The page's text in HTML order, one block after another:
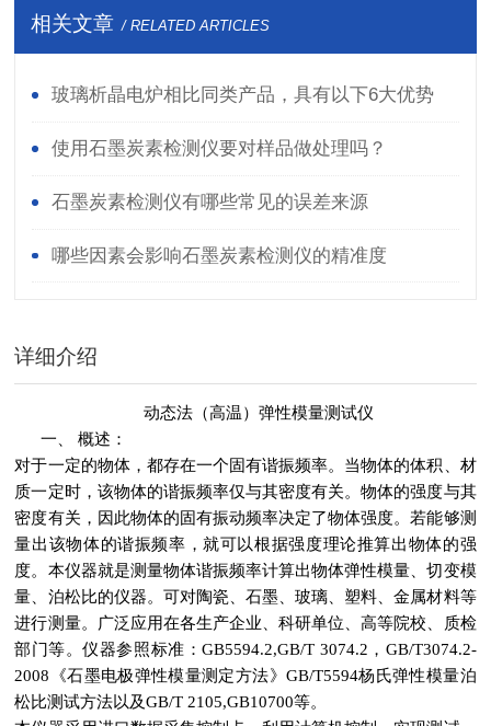
相关文章 / RELATED ARTICLES
玻璃析晶电炉相比同类产品，具有以下6大优势
使用石墨炭素检测仪要对样品做处理吗？
石墨炭素检测仪有哪些常见的误差来源
哪些因素会影响石墨炭素检测仪的精准度
详细介绍
动态法（高温）弹性模量测试仪
一、概述：
对于一定的物体，都存在一个固有谐振频率。当物体的体积、材
质一定时，该物体的谐振频率仅与其密度有关。物体的强度与其
密度有关，因此物体的固有振动频率决定了物体强度。若能够测
量出该物体的谐振频率，就可以根据强度理论推算出物体的强
度。本仪器就是测量物体谐振频率计算出物体弹性模量、切变模
量、泊松比的仪器。可对陶瓷、石墨、玻璃、塑料、金属材料等
进行测量。广泛应用在各生产企业、科研单位、高等院校、质检
部门等。仪器参照标准：GB5594.2,GB/T 3074.2，GB/T3074.2-
2008《石墨电极弹性模量测定方法》GB/T5594杨氏弹性模量泊
松比测试方法以及GB/T 2105,GB10700等。